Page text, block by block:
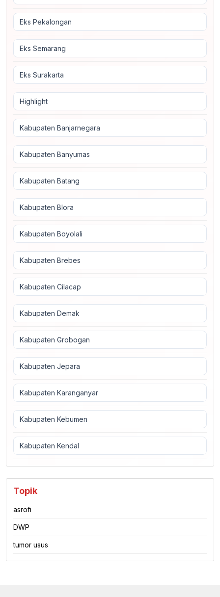
Eks Pekalongan
Eks Semarang
Eks Surakarta
Highlight
Kabupaten Banjarnegara
Kabupaten Banyumas
Kabupaten Batang
Kabupaten Blora
Kabupaten Boyolali
Kabupaten Brebes
Kabupaten Cilacap
Kabupaten Demak
Kabupaten Grobogan
Kabupaten Jepara
Kabupaten Karanganyar
Kabupaten Kebumen
Kabupaten Kendal
Topik
asrofi
DWP
tumor usus